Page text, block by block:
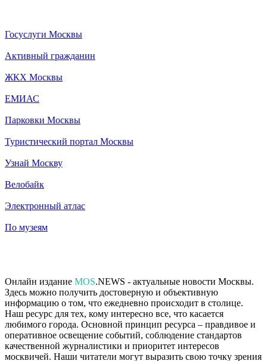
Госуслуги Москвы
Активный гражданин
ЖКХ Москвы
ЕМИАС
Парковки Москвы
Туристический портал Москвы
Узнай Москву
Велобайк
Электронный атлас
По музеям
Онлайн издание MOS.NEWS - актуальные новости Москвы.
Здесь можно получить достоверную и объективную
информацию о том, что ежедневно происходит в столице.
Наш ресурс для тех, кому интересно все, что касается
любимого города. Основной принцип ресурса – правдивое и
оперативное освещение событий, соблюдение стандартов
качественной журналистики и приоритет интересов
москвичей. Наши читатели могут выразить свою точку зрения